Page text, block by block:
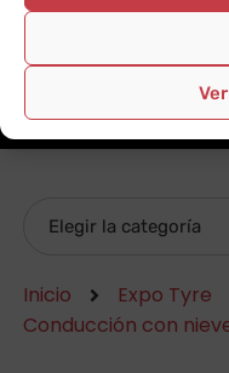
Inicio
Expo Tyre
Conducción con